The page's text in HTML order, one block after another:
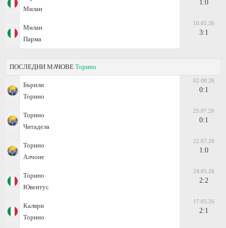
Милан
1:0
Милан
Парма
10.05.26
3:1
ПОСЛЕДНИ МАЧОВЕ Торино
Бърнли
Торино
02.08.26
0:1
Торино
Читадела
25.07.26
0:1
Торино
Алчоне
22.07.26
1:0
Торино
Ювентус
24.05.26
2:2
Каляри
Торино
17.05.26
2:1